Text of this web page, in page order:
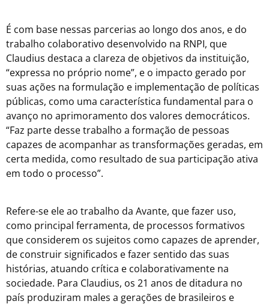
É com base nessas parcerias ao longo dos anos, e do
trabalho colaborativo desenvolvido na RNPI, que
Claudius destaca a clareza de objetivos da instituição,
“expressa no próprio nome”, e o impacto gerado por
suas ações na formulação e implementação de políticas
públicas, como uma característica fundamental para o
avanço no aprimoramento dos valores democráticos.
“Faz parte desse trabalho a formação de pessoas
capazes de acompanhar as transformações geradas, em
certa medida, como resultado de sua participação ativa
em todo o processo”.
Refere-se ele ao trabalho da Avante, que fazer uso,
como principal ferramenta, de processos formativos
que considerem os sujeitos como capazes de aprender,
de construir significados e fazer sentido das suas
histórias, atuando crítica e colaborativamente na
sociedade. Para Claudius, os 21 anos de ditadura no
país produziram males a gerações de brasileiros e